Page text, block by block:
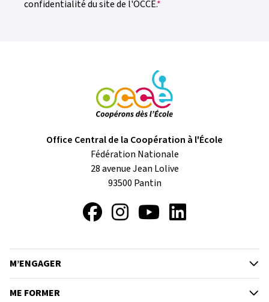
confidentialité du site de l'OCCE.
Office Central de la Coopération à l'École
Fédération Nationale
28 avenue Jean Lolive
93500 Pantin
FacebookInstagramYouTube
M’ENGAGER
ME FORMER